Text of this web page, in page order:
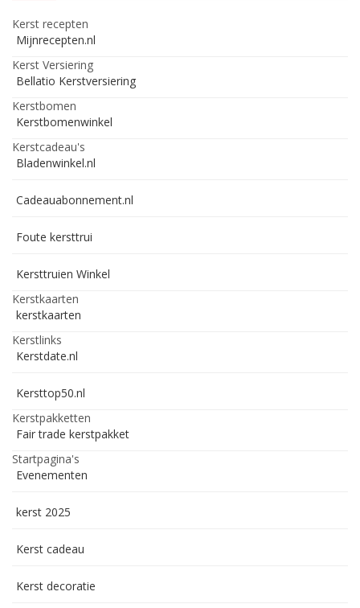
Kerst recepten
Mijnrecepten.nl
Kerst Versiering
Bellatio Kerstversiering
Kerstbomen
Kerstbomenwinkel
Kerstcadeau's
Bladenwinkel.nl
Cadeauabonnement.nl
Foute kersttrui
Kersttruien Winkel
Kerstkaarten
kerstkaarten
Kerstlinks
Kerstdate.nl
Kersttop50.nl
Kerstpakketten
Fair trade kerstpakket
Startpagina's
Evenementen
kerst 2025
Kerst cadeau
Kerst decoratie